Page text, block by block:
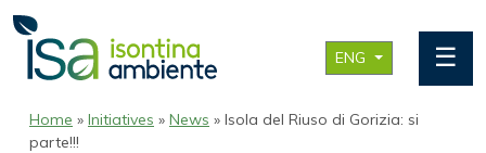
ENG ☰
Home » Initiatives » News » Isola del Riuso di Gorizia: si
parte!!!